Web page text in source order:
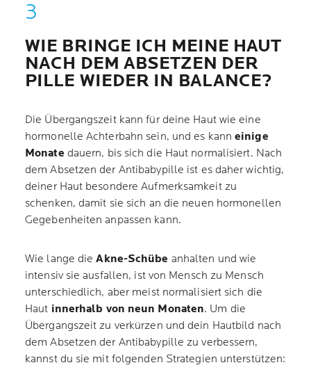
WIE BRINGE ICH MEINE HAUT
NACH DEM ABSETZEN DER
PILLE WIEDER IN BALANCE?
Die Übergangszeit kann für deine Haut wie eine
hormonelle Achterbahn sein, und es kanneinige
Monate dauern, bis sich die Haut normalisiert. Nach
dem Absetzen der Antibabypille ist es daher wichtig,
deiner Haut besondere Aufmerksamkeit zu
schenken, damit sie sich an die neuen hormonellen
Gegebenheiten anpassen kann.
Wie lange dieAkne-Schübe anhalten und wie
intensiv sie ausfallen, ist von Mensch zu Mensch
unterschiedlich, aber meist normalisiert sich die
Haut innerhalb von neun Monaten. Um die
Übergangszeit zu verkürzen und dein Hautbild nach
dem Absetzen der Antibabypille zu verbessern,
kannst du sie mit folgenden Strategien unterstützen: